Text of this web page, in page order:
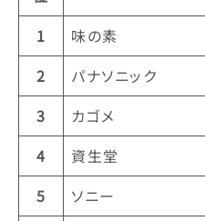
1
味の素
2
パナソニック
3
カゴメ
4
資生堂
5
ソニー